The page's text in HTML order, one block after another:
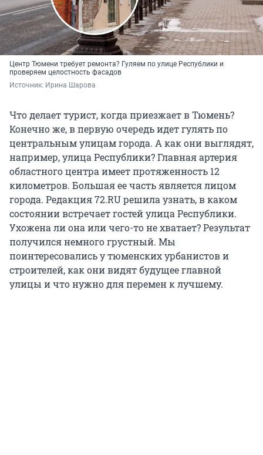
Центр Тюмени требует ремонта? Гуляем по улице Республики и
проверяем целостность фасадов
Источник: Ирина Шарова
Что делает турист, когда приезжает в Тюмень?
Конечно же, в первую очередь идет гулять по
центральным улицам города. А как они выглядят,
например, улица Республики? Главная артерия
областного центра имеет протяженность 12
километров. Большая ее часть является лицом
города. Редакция 72.RU решила узнать, в каком
состоянии встречает гостей улица Республики.
Ухожена ли она или чего-то не хватает? Результат
получился немного грустный. Мы
поинтересовались у тюменских урбанистов и
строителей, как они видят будущее главной
улицы и что нужно для перемен к лучшему.